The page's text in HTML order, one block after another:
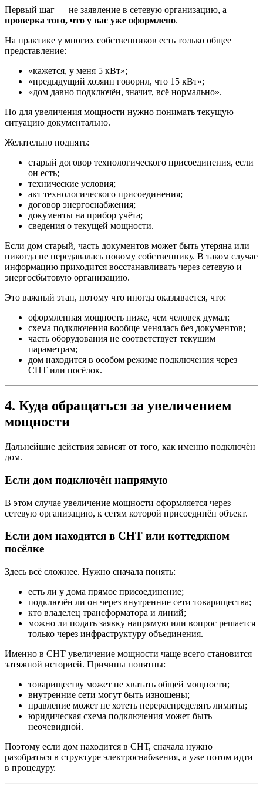
Первый шаг — не заявление в сетевую организацию, а
проверка того, что у вас уже оформлено.
На практике у многих собственников есть только общее
представление:
«кажется, у меня 5 кВт»;
«предыдущий хозяин говорил, что 15 кВт»;
«дом давно подключён, значит, всё нормально».
Но для увеличения мощности нужно понимать текущую
ситуацию документально.
Желательно поднять:
старый договор технологического присоединения, если
он есть;
технические условия;
акт технологического присоединения;
договор энергоснабжения;
документы на прибор учёта;
сведения о текущей мощности.
Если дом старый, часть документов может быть утеряна или
никогда не передавалась новому собственнику. В таком случае
информацию приходится восстанавливать через сетевую и
энергосбытовую организацию.
Это важный этап, потому что иногда оказывается, что:
оформленная мощность ниже, чем человек думал;
схема подключения вообще менялась без документов;
часть оборудования не соответствует текущим
параметрам;
дом находится в особом режиме подключения через
СНТ или посёлок.
4. Куда обращаться за увеличением
мощности
Дальнейшие действия зависят от того, как именно подключён
дом.
Если дом подключён напрямую
В этом случае увеличение мощности оформляется через
сетевую организацию, к сетям которой присоединён объект.
Если дом находится в СНТ или коттеджном
посёлке
Здесь всё сложнее. Нужно сначала понять:
есть ли у дома прямое присоединение;
подключён ли он через внутренние сети товарищества;
кто владелец трансформатора и линий;
можно ли подать заявку напрямую или вопрос решается
только через инфраструктуру объединения.
Именно в СНТ увеличение мощности чаще всего становится
затяжной историей. Причины понятны:
товариществу может не хватать общей мощности;
внутренние сети могут быть изношены;
правление может не хотеть перераспределять лимиты;
юридическая схема подключения может быть
неочевидной.
Поэтому если дом находится в СНТ, сначала нужно
разобраться в структуре электроснабжения, а уже потом идти
в процедуру.